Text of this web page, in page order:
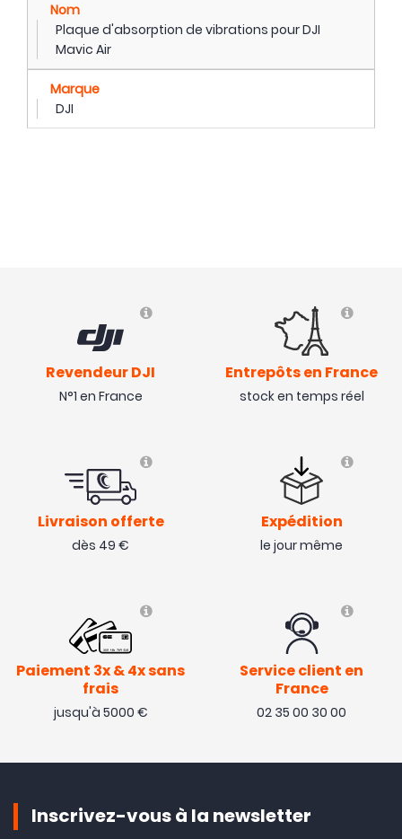
Nom
Plaque d'absorption de vibrations pour DJI
Mavic Air
Marque
DJI
Revendeur DJI
N°1 en France
Entrepôts en France
stock en temps réel
Livraison offerte
dès 49 €
Expédition
le jour même
Paiement 3x & 4x sans
frais
jusqu'à 5000 €
Service client en
France
02 35 00 30 00
Inscrivez-vous à la newsletter